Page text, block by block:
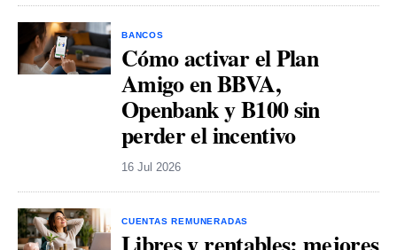
BANCOS
Cómo activar el Plan
Amigo en BBVA,
Openbank y B100 sin
perder el incentivo
16 Jul 2026
CUENTAS REMUNERADAS